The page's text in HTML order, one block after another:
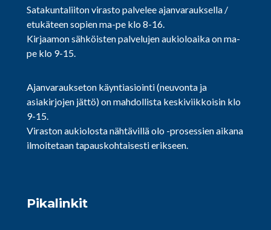
Satakuntaliiton virasto palvelee ajanvarauksella /
etukäteen sopien ma-pe klo 8-16.
Kirjaamon sähköisten palvelujen aukioloaika on ma-
pe klo 9-15.
Ajanvaraukseton käyntiasiointi (neuvonta ja
asiakirjojen jättö) on mahdollista keskiviikkoisin klo
9-15.
Viraston aukiolosta nähtävillä olo -prosessien aikana
ilmoitetaan tapauskohtaisesti erikseen.
Pikalinkit